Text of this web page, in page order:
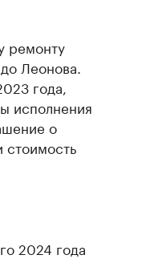
ремонту
Леонова.
года,
исполнения
о
2024 года